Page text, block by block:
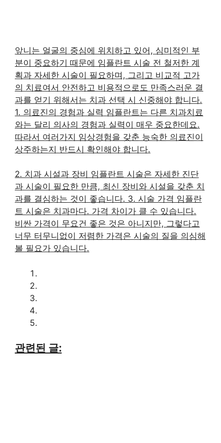
앞니는 얼굴의 중심에 위치하고 있어, 심미적인 부
분이 중요하기 때문에 임플란트 시술 전 철저한 계
획과 자세한 시술이 필요하며, 그리고 비교적 고가
의 치료여서 안전하고 비용적으로도 만족스러운 결
과를 얻기 위해서는 치과 선택 시 신중해야 합니다.
1. 의료진의 경험과 실력 임플란트는 다른 치과치료
와는 달리 의사의 경험과 실력이 매우 중요한데요.
따라서 여러가지 임상경험을 갖춘 능숙한 의료진이
상주하는지 반드시 확인해야 합니다.
2. 치과 시설과 장비 임플란트 시술은 자세한 진단
과 시술이 필요한 만큼, 최신 장비와 시설을 갖춘 치
과를 결심하는 것이 좋습니다. 3. 시술 가격 임플란
트 시술은 치과마다. 가격 차이가 클 수 있습니다.
비싼 가격이 무요건 좋은 것은 아니지만, 그렇다고
너무 터무니없이 저렴한 가격은 시술의 질을 의심해
볼 필요가 있습니다.
관련된 글: